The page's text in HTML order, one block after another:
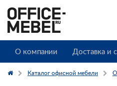
О компании Доставка и
Каталог офисной мебели